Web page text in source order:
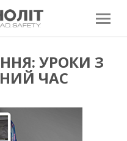
УРОКИ З
ЧАС